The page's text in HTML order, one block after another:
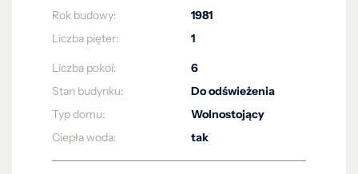
Rok budowy:
1981
Liczba pięter:
1
Liczba pokoi:
6
Stan budynku:
Do odświeżenia
Typ domu:
Wolnostojący
Ciepła woda:
tak